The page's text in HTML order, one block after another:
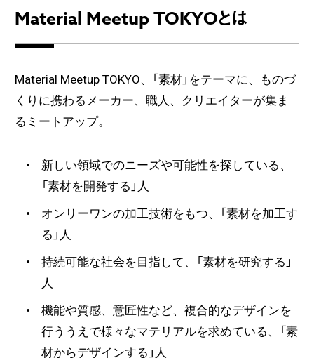
Material Meetup TOKYOとは
Material Meetup TOKYO、「素材」をテーマに、ものづ
くりに携わるメーカー、職人、クリエイターが集ま
るミートアップ。
新しい領域でのニーズや可能性を探している、
「素材を開発する」人
オンリーワンの加工技術をもつ、「素材を加工す
る」人
持続可能な社会を目指して、「素材を研究する」
人
機能や質感、意匠性など、複合的なデザインを
行ううえで様々なマテリアルを求めている、「素
材からデザインする」人